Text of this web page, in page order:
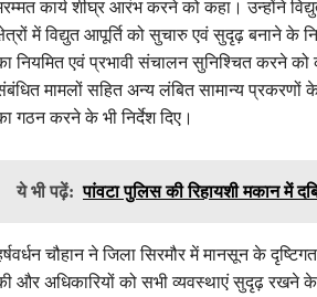
कार्य शीघ्र आरंभ करने को कहा। उन्होंने
में विद्युत आपूर्ति को सुचारु एवं सुदृढ़ बनाने के
नियमित एवं प्रभावी संचालन सुनिश्चित करने
मामलों सहित अन्य लंबित सामान्य प्रकरणों
गठन करने के भी निर्देश दिए।
ये भी पढ़ें: पांवटा पुलिस की रिहायशी मकान में
चौहान ने जिला सिरमौर में मानसून के
और अधिकारियों को सभी व्यवस्थाएं सुदृढ़ रखने के